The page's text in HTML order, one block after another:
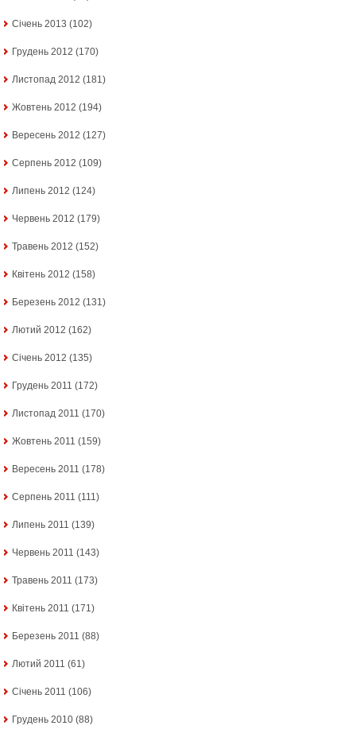
Січень 2013 (102)
Грудень 2012 (170)
Листопад 2012 (181)
Жовтень 2012 (194)
Вересень 2012 (127)
Серпень 2012 (109)
Липень 2012 (124)
Червень 2012 (179)
Травень 2012 (152)
Квітень 2012 (158)
Березень 2012 (131)
Лютий 2012 (162)
Січень 2012 (135)
Грудень 2011 (172)
Листопад 2011 (170)
Жовтень 2011 (159)
Вересень 2011 (178)
Серпень 2011 (111)
Липень 2011 (139)
Червень 2011 (143)
Травень 2011 (173)
Квітень 2011 (171)
Березень 2011 (88)
Лютий 2011 (61)
Січень 2011 (106)
Грудень 2010 (88)